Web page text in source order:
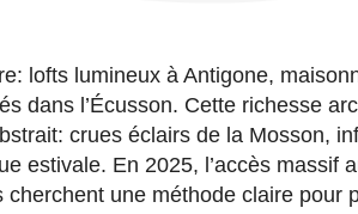
lofts lumineux à Antigone,
dans l’Écusson. Cette richesse
crues éclairs de la Mosson,
estivale. En 2025, l’accès massif
une méthode claire pour